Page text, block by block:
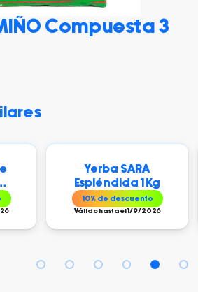
Compuesta 3
Yerba SARA
Espléndida 1 Kg
10% de descuento
Válido hasta el 1/9/2026